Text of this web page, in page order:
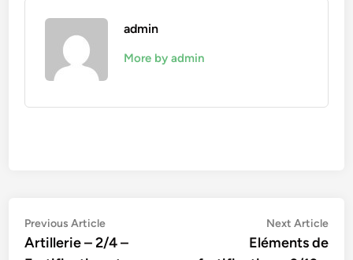
admin
More by admin
Navigation
de
Previous ArticlePrevious
article:
Artillerie – 2/4 –
Next Article
Eléments de